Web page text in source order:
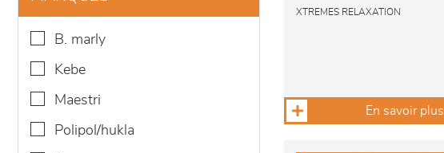
b. marly
kebe
maestri
polipol/hukla
XTREMES RELAXATION
En savoir plus